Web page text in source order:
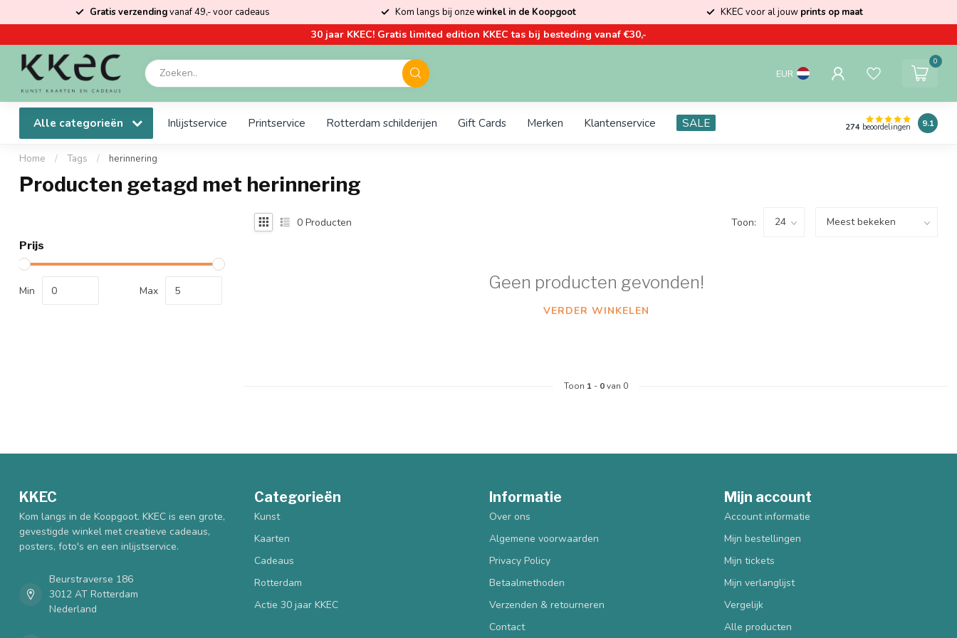
Gratis verzendingvanaf 49,- voor cadeaus Kom langs bij onzewinkel in de Koopgoot KKEC voor al jouw prints op maat
30 jaar KKEC! Gratis limited edition KKEC tas bij besteding vanaf €30,-
EUR
0
Alle categorieën Inlijstservice Printservice Rotterdam schilderijen Gift Cards Merken Klantenservice SALE 274 beoordelingen 9.1
Home / Tags / herinnering
Producten getagd met herinnering
Prijs
Min Max
0 Producten Toon:
Geen producten gevonden!
VERDER WINKELEN
Toon 1 - 0van 0
KKEC
Kom langs in de Koopgoot. KKEC is een grote,
gevestigde winkel met creatieve cadeaus,
posters, foto's en een inlijstservice.
Beurstraverse 186
3012 AT Rotterdam
Nederland
Categorieën
Kunst
Kaarten
Cadeaus
Rotterdam
Actie 30 jaar KKEC
Informatie
Over ons
Algemene voorwaarden
Privacy Policy
Betaalmethoden
Verzenden & retourneren
Contact
Mijn account
Account informatie
Mijn bestellingen
Mijn tickets
Mijn verlanglijst
Vergelijk
Alle producten